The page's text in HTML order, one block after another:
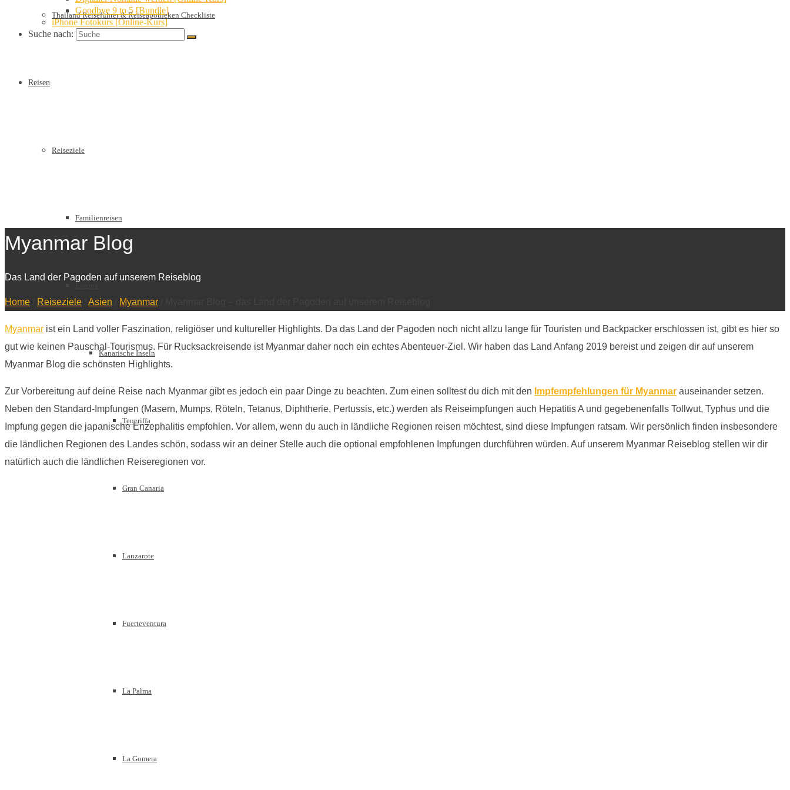
Thailand Reiseführer & Reiseapotheken Checkliste
Reisen
Reiseziele
Familienreisen
Kanarische Inseln
Teneriffa
Gran Canaria
Lanzarote
Fuerteventura
La Palma
La Gomera
Goodbye 9 to 5 [Bundle]
iPhone Fotokurs [Online-Kurs]
Suche nach:
Myanmar Blog
Das Land der Pagoden auf unserem Reiseblog
Home Reiseziele Asien Myanmar
Myanmar ist ein Land voller Faszination, religiöser und kultureller Highlights. Da das Land der Pagoden noch nicht allzu lange für Touristen und Backpacker erschlossen ist, gibt es hier so
gut wie keinen Pauschal-Tourismus. Für Rucksackreisende ist Myanmar daher noch ein echtes Abenteuer-Ziel. Wir haben das Land Anfang 2019 bereist und zeigen dir auf unserem
Myanmar Blog die schönsten Highlights.
Zur Vorbereitung auf deine Reise nach Myanmar gibt es jedoch ein paar Dinge zu beachten. Zum einen solltest du dich mit den Impfempfehlungen für Myanmar auseinander setzen.
Neben den Standard-Impfungen (Masern, Mumps, Röteln, Tetanus, Diphtherie, Pertussis, etc.) werden als Reiseimpfungen auch Hepatitis A und gegebenenfalls Tollwut, Typhus und die
Impfung gegen die japanische Enzephalitis empfohlen. Vor allem, wenn du auch in ländliche Regionen reisen möchtest, sind diese Impfungen ratsam. Wir persönlich finden insbesondere
die ländlichen Regionen des Landes schön, sodass wir an deiner Stelle auch die optional empfohlenen Impfungen durchführen würden. Auf unserem Myanmar Reiseblog stellen wir dir
natürlich auch die ländlichen Reiseregionen vor.